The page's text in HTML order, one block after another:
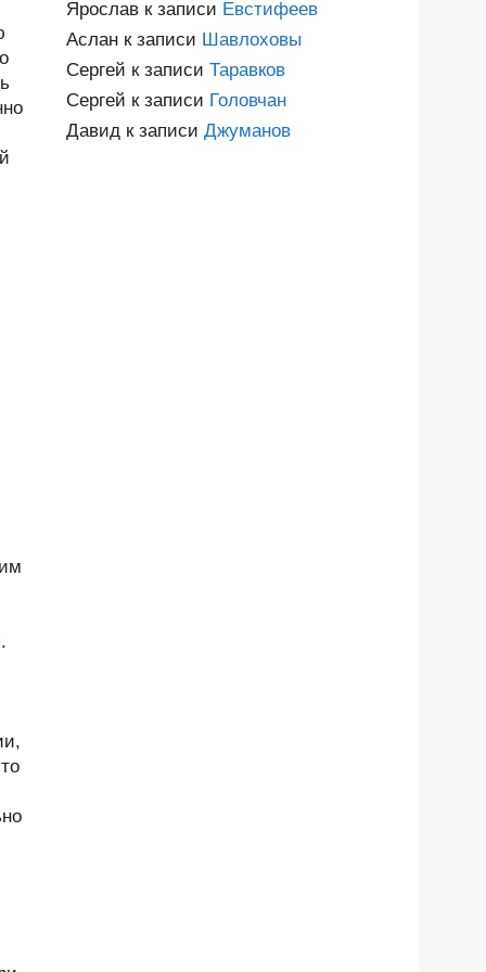
Ярослав к записи Евстифеев
Аслан к записи Шавлоховы
Сергей к записи Таравков
Сергей к записи Головчан
Давид к записи Джуманов